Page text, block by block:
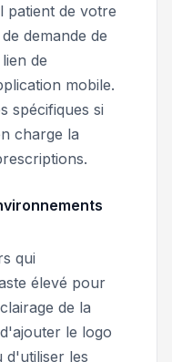
patient de votre
demande de
de
mobile.
spécifiques si
charge la
qui
élevé pour
de la
le logo
d'utiliser les